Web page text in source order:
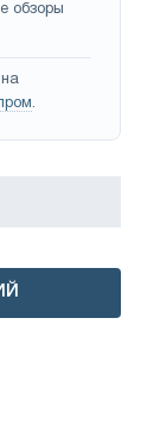
обзоры
.